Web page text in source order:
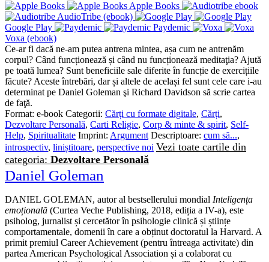
Apple Books
AudioTribe (ebook)
Google Play
Paydemic
Voxa (ebook)
Ce-ar fi dacă ne-am putea antrena mintea, așa cum ne antrenăm
corpul? Când funcționează și când nu funcționează meditaţia? Ajută
pe toată lumea? Sunt beneficiile sale diferite în funcție de exercițiile
făcute? Aceste întrebări, dar și altele de același fel sunt cele care i-au
determinat pe Daniel Goleman şi Richard Davidson să scrie cartea
de faţă.
Format: e-book Categorii: Cărți cu formate digitale, Cărți,
Dezvoltare Personală, Carti Religie, Corp & minte & spirit, Self-
Help, Spiritualitate Imprint: Argument Descriptoare: cum să...,
introspectiv, liniștitoare, perspective noi Vezi toate cartile din
categoria: Dezvoltare Personală
Daniel Goleman
DANIEL GOLEMAN, autor al bestsellerului mondial Inteligența
emoțională (Curtea Veche Publishing, 2018, ediția a IV-a), este
psiholog, jurnalist și cercetător în psihologie clinică și științe
comportamentale, domenii în care a obținut doctoratul la Harvard. A
primit premiul Career Achievement (pentru întreaga activitate) din
partea American Psychological Association și a colaborat cu